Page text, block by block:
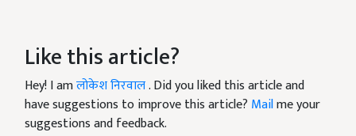
Like this article?
Hey! I amलोकेश निरवाल. Did you liked this article and
have suggestions to improve this article? Mailme your
suggestions and feedback.